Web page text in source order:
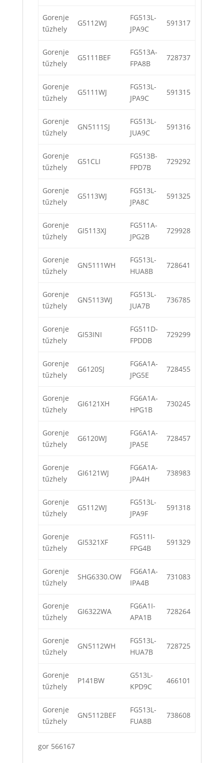
Gorenje
tűzhely
G5112WJ
FG513L-
JPA9C
591317
Gorenje
tűzhely
G5111BEF
FG513A-
FPA8B
728737
Gorenje
tűzhely
G5111WJ
FG513L-
JPA9C
591315
Gorenje
tűzhely
GN5111SJ
FG513L-
JUA9C
591316
Gorenje
tűzhely
G51CLI
FG513B-
FPD7B
729292
Gorenje
tűzhely
G5113WJ
FG513L-
JPA8C
591325
Gorenje
tűzhely
GI5113XJ
FG511A-
JPG2B
729928
Gorenje
tűzhely
GN5111WH
FG513L-
HUA8B
728641
Gorenje
tűzhely
GN5113WJ
FG513L-
JUA7B
736785
Gorenje
tűzhely
GI53INI
FG511D-
FPDDB
729299
Gorenje
tűzhely
G6120SJ
FG6A1A-
JPG5E
728455
Gorenje
tűzhely
GI6121XH
FG6A1A-
HPG1B
730245
Gorenje
tűzhely
G6120WJ
FG6A1A-
JPA5E
728457
Gorenje
tűzhely
GI6121WJ
FG6A1A-
JPA4H
738983
Gorenje
tűzhely
G5112WJ
FG513L-
JPA9F
591318
Gorenje
tűzhely
GI5321XF
FG511I-
FPG4B
591329
Gorenje
tűzhely
SHG6330.OW
FG6A1A-
IPA4B
731083
Gorenje
tűzhely
GI6322WA
FG6A1I-
APA1B
728264
Gorenje
tűzhely
GN5112WH
FG513L-
HUA7B
728725
Gorenje
tűzhely
P141BW
G513L-
KPD9C
466101
Gorenje
tűzhely
GN5112BEF
FG513L-
FUA8B
738608
gor 566167